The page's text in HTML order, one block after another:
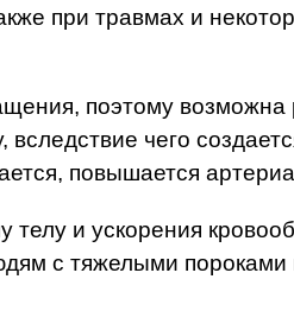
при травмах и
поэтому
чего
повышается
и ускорения
с тяжелыми